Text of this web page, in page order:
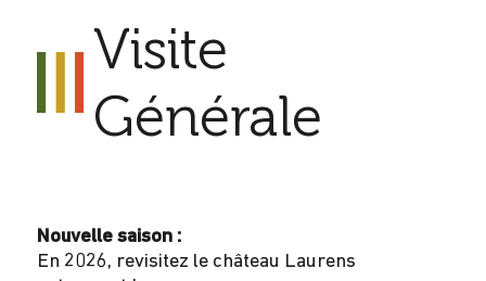
Visite
Générale
Nouvelle saison :
En 2026, revisitez le château Laurens